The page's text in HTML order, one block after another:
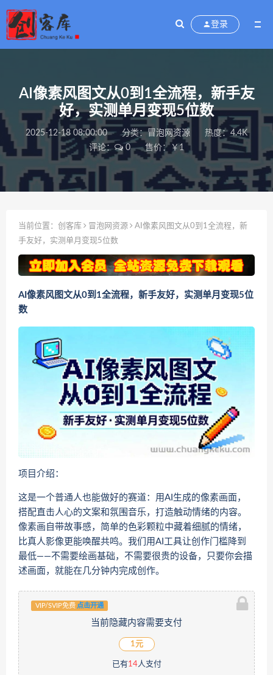
登录
AI像素风图文从0到1全流程，新手友
好，实测单月变现5位数
2025-12-18 08:00:00 分类：冒泡网资源
热度：4.4K
评论：
0 售价：￥1
当前位置： 创客库 冒泡网资源
AI像素风图文从0到1全流程，新
手友好，实测单月变现5位数
AI像素风图文从0到1全流程，新手友好，实测单月变现5位
数
项目介绍：
这是一个普通人也能做好的赛道：用AI生成的像素画面，
搭配直击人心的文案和氛围音乐，打造触动情绪的内容。
像素画自带故事感，简单的色彩颗粒中藏着细腻的情绪，
比真人影像更能唤醒共鸣。我们用AI工具让创作门槛降到
最低——不需要绘画基础，不需要很贵的设备，只要你会描
述画面，就能在几分钟内完成创作。
VIP/SVIP免费 点击开通
当前隐藏内容需要支付
1元
已有 14人支付